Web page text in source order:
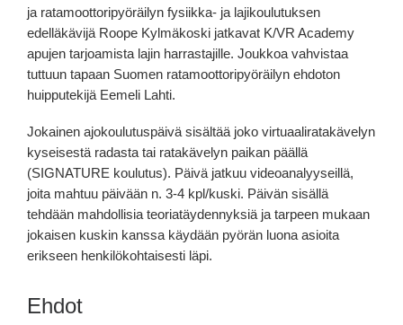
ja ratamoottoripyöräilyn fysiikka- ja lajikoulutuksen
edelläkävijä Roope Kylmäkoski jatkavat K/VR Academy
apujen tarjoamista lajin harrastajille. Joukkoa vahvistaa
tuttuun tapaan Suomen ratamoottoripyöräilyn ehdoton
huipputekijä Eemeli Lahti.
Jokainen ajokoulutuspäivä sisältää joko virtuaaliratakävelyn
kyseisestä radasta tai ratakävelyn paikan päällä
(SIGNATURE koulutus). Päivä jatkuu videoanalyyseillä,
joita mahtuu päivään n. 3-4 kpl/kuski. Päivän sisällä
tehdään mahdollisia teoriatäydennyksiä ja tarpeen mukaan
jokaisen kuskin kanssa käydään pyörän luona asioita
erikseen henkilökohtaisesti läpi.
Ehdot